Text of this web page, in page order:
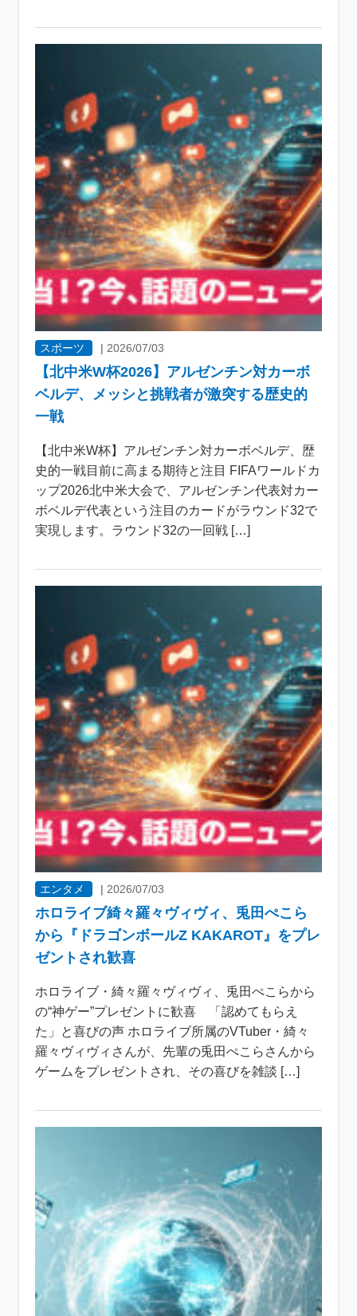
スポーツ | 2026/07/03
【北中米W杯2026】アルゼンチン対カーボ
ベルデ、メッシと挑戦者が激突する歴史的
一戦
【北中米W杯】アルゼンチン対カーボベルデ、歴
史的一戦目前に高まる期待と注目 FIFAワールドカ
ップ2026北中米大会で、アルゼンチン代表対カー
ボベルデ代表という注目のカードがラウンド32で
実現します。ラウンド32の一回戦 […]
エンタメ | 2026/07/03
ホロライブ綺々羅々ヴィヴィ、兎田ぺこら
から『ドラゴンボールZ KAKAROT』をプレ
ゼントされ歓喜
ホロライブ・綺々羅々ヴィヴィ、兎田ぺこらから
の“神ゲー”プレゼントに歓喜 「認めてもらえ
た」と喜びの声 ホロライブ所属のVTuber・綺々
羅々ヴィヴィさんが、先輩の兎田ぺこらさんから
ゲームをプレゼントされ、その喜びを雑談 […]